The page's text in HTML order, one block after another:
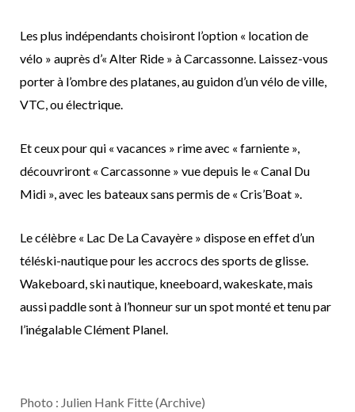
Les plus indépendants choisiront l’option « location de
vélo » auprès d’« Alter Ride » à Carcassonne. Laissez-vous
porter à l’ombre des platanes, au guidon d’un vélo de ville,
VTC, ou électrique.
Et ceux pour qui « vacances » rime avec « farniente »,
découvriront « Carcassonne » vue depuis le « Canal Du
Midi », avec les bateaux sans permis de « Cris’Boat ».
Le célèbre « Lac De La Cavayère » dispose en effet d’un
téléski-nautique pour les accrocs des sports de glisse.
Wakeboard, ski nautique, kneeboard, wakeskate, mais
aussi paddle sont à l’honneur sur un spot monté et tenu par
l’inégalable Clément Planel.
Photo : Julien Hank Fitte (Archive)